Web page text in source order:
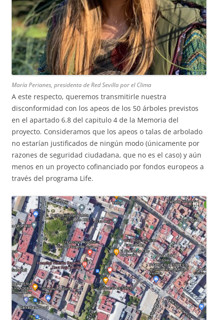
María Perianes, presidenta de Red Sevilla por el Clima
A este respecto, queremos transmitirle nuestra
disconformidad con los apeos de los 50 árboles previstos
en el apartado 6.8 del capitulo 4 de la Memoria del
proyecto. Consideramos que los apeos o talas de arbolado
no estarían justificados de ningún modo (únicamente por
razones de seguridad ciudadana, que no es el caso) y aún
menos en un proyecto cofinanciado por fondos europeos a
través del programa Life.